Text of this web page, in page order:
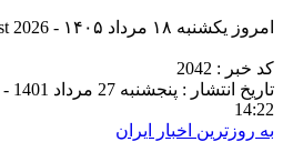
امروز یکشنبه ۱۸ مرداد ۱۴۰۵ - Sunday 9 August 2026
کد خبر : 2042
تاریخ انتشار : پنجشنبه 27 مرداد 1401 -
14:22
به روزترین اخبار ایران